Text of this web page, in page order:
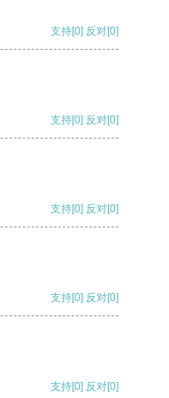
支持[0] 反对[0]
支持[0] 反对[0]
支持[0] 反对[0]
支持[0] 反对[0]
支持[0] 反对[0]